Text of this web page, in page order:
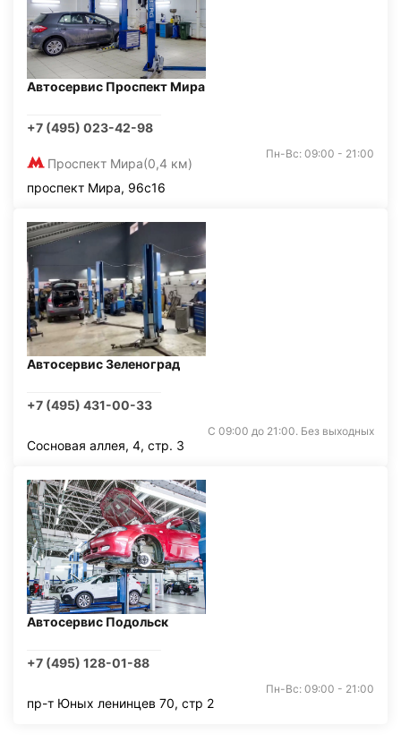
Автосервис Проспект Мира
+7 (495) 023-42-98
Проспект Мира(0,4 км)
Пн-Вс: 09:00 - 21:00
проспект Мира, 96с16
Автосервис Зеленоград
+7 (495) 431-00-33
С 09:00 до 21:00. Без выходных
Сосновая аллея, 4, стр. 3
Автосервис Подольск
+7 (495) 128-01-88
Пн-Вс: 09:00 - 21:00
пр-т Юных ленинцев 70, стр 2